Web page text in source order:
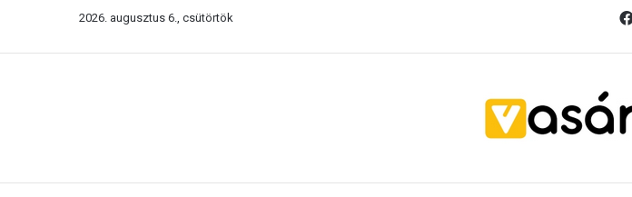
2026. augusztus 6., csütörtök